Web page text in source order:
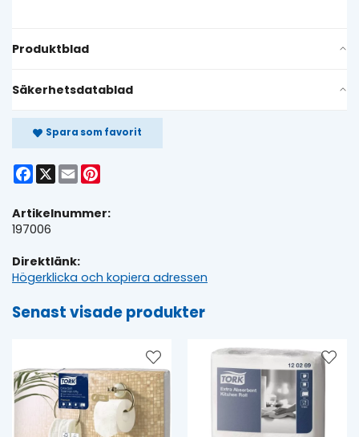
Produktblad
Säkerhetsdatablad
Spara som favorit
Facebook
X Email
Artikelnummer:
197006
Direktlänk:
Högerklicka och kopiera adressen
Senast visade produkter